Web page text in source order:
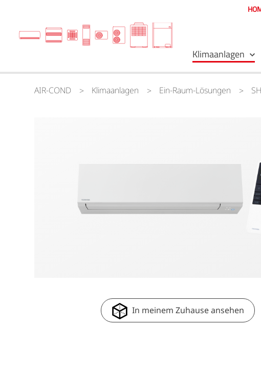
Klimaanlagen
AIR-COND Klimaanlagen Ein-Raum-Lösungen
In meinem Zuhause ansehen